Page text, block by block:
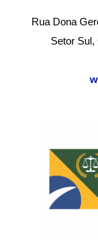
Rua Dona
Setor Sul,